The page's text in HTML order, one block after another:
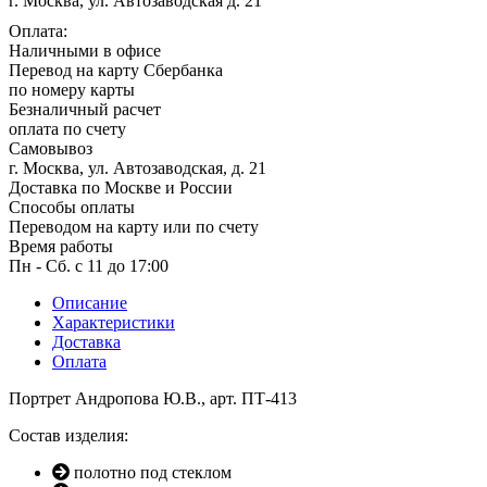
1 мая, праздник Весны и Труда
6 мая, День герба и флага города
Москвы
9 мая, День Победы
24 мая, День славянской
письменности и культуры
28 мая, День пограничника
1 июня, День защиты детей
8 июня, День социального работника
12 июня, День России
День медицинского работника
(третье воскресенье июня)
22 июня, День памяти и скорби
Выпускной для школ и ВУЗов
подпольщиков
3 июля, День ГАИ (ГИБДД)
Оплата:
Наличными в офисе
Перевод на карту Сбербанка
по номеру карты
Безналичный расчет
оплата по счету
Самовывоз
г. Москва, ул. Автозаводская, д. 21
Доставка по Москве и России
Способы оплаты
Переводом на карту или по счету
Время работы
Пн - Сб. с 11 до 17:00
Описание
Характеристики
Доставка
Оплата
Портрет Андропова Ю.В., арт. ПТ-413
Состав изделия:
полотно под стеклом